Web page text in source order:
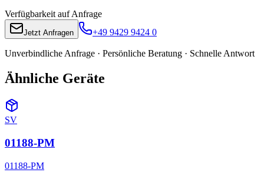
Verfügbarkeit auf Anfrage
Jetzt Anfragen +49 9429 9424 0
Unverbindliche Anfrage · Persönliche Beratung · Schnelle Antwort
Ähnliche Geräte
SV
01188-PM
01188-PM